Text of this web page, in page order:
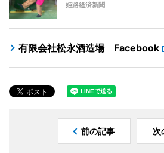
姫路経済新聞
有限会社松永酒造場 Facebook
前の記事 次